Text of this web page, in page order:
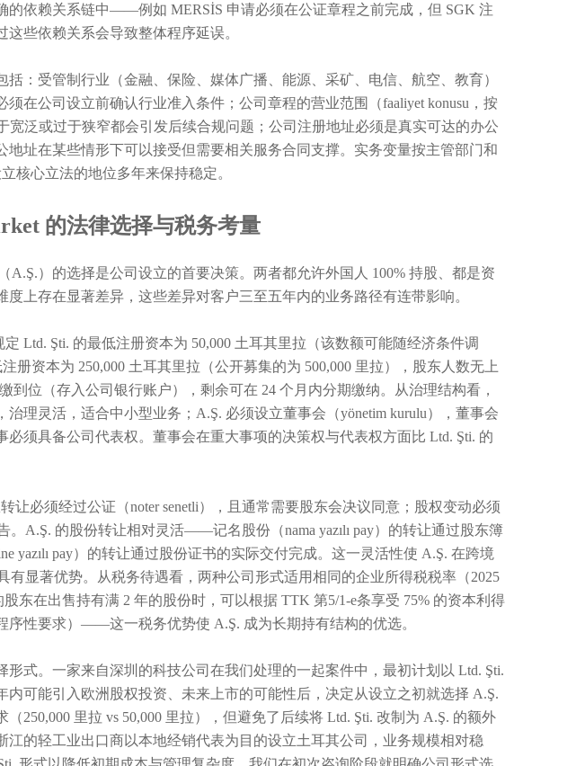
的依赖关系链中——例如 MERSİS 申请必须在公证章程之前完成，但 SGK 注
些依赖关系会导致整体程序延误。
：受管制行业（金融、保险、媒体广播、能源、采矿、电信、航空、教育）
在公司设立前确认行业准入条件；公司章程的营业范围（faaliyet konusu，按
宽泛或过于狭窄都会引发后续合规问题；公司注册地址必须是真实可达的办公
址在某些情形下可以接受但需要相关服务合同支撑。实务变量按主管部门和
核心立法的地位多年来保持稳定。
的法律选择与税务考量
A.Ş.）的选择是公司设立的首要决策。两者都允许外国人 100% 持股、都是资
上存在显著差异，这些差异对客户三至五年内的业务路径有连带影响。
Ltd. Şti. 的最低注册资本为 50,000 土耳其里拉（该数额可能随经济条件调
册资本为 250,000 土耳其里拉（公开募集的为 500,000 里拉），股东人数无上
到位（存入公司银行账户），剩余可在 24 个月内分期缴纳。从治理结构看，
治理灵活，适合中小型业务；A.Ş. 必须设立董事会（yönetim kurulu），董事会
须具备公司代表权。董事会在重大事项的决策权与代表权方面比 Ltd. Şti. 的
让必须经过公证（noter senetli），且通常需要股东会决议同意；股权变动必须
。A.Ş. 的股份转让相对灵活——记名股份（nama yazılı pay）的转让通过股东簿
yazılı pay）的转让通过股份证书的实际交付完成。这一灵活性使 A.Ş. 在跨境
有显著优势。从税务待遇看，两种公司形式适用相同的企业所得税税率（2025
东在出售持有满 2 年的股份时，可以根据 TTK 第5/1-e条享受 75% 的资本利得
序性要求）——这一税务优势使 A.Ş. 成为长期持有结构的优选。
式。一家来自深圳的科技公司在我们处理的一起案件中，最初计划以 Ltd. Şti.
内可能引入欧洲股权投资、未来上市的可能性后，决定从设立之初就选择 A.Ş.
250,000 里拉 vs 50,000 里拉），但避免了后续将 Ltd. Şti. 改制为 A.Ş. 的额外
的轻工业出口商以本地经销代表为目的设立土耳其公司，业务规模相对稳